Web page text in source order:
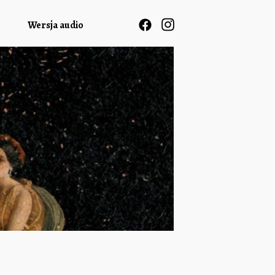
Wersja audio